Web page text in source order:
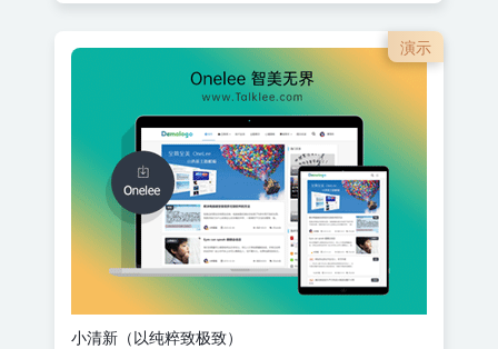
演示
小清新（以纯粹致极致）